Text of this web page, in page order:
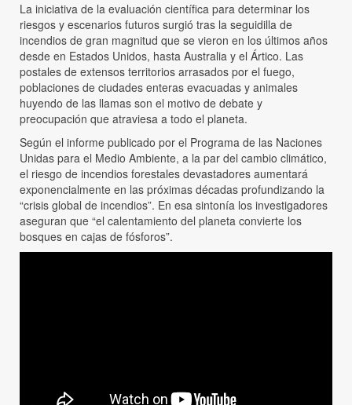
La iniciativa de la evaluación científica para determinar los
riesgos y escenarios futuros surgió tras la seguidilla de
incendios de gran magnitud que se vieron en los últimos años
desde en Estados Unidos, hasta Australia y el Ártico. Las
postales de extensos territorios arrasados por el fuego,
poblaciones de ciudades enteras evacuadas y animales
huyendo de las llamas son el motivo de debate y
preocupación que atraviesa a todo el planeta.
Según el informe publicado por el Programa de las Naciones
Unidas para el Medio Ambiente, a la par del cambio climático,
el riesgo de incendios forestales devastadores aumentará
exponencialmente en las próximas décadas profundizando la
“crisis global de incendios”. En esa sintonía los investigadores
aseguran que “el calentamiento del planeta convierte los
bosques en cajas de fósforos”.